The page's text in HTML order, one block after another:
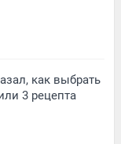
как выбрать
3 рецепта